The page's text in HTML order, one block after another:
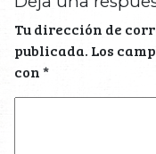
Tu dirección de
publicada. Los
con*